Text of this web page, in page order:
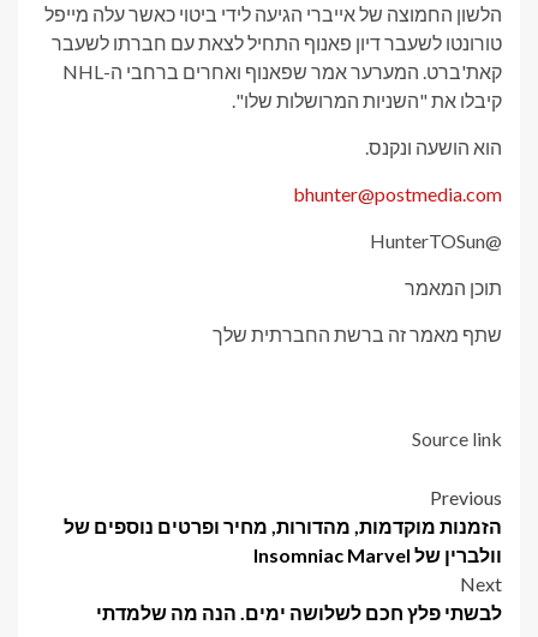
הלשון החמוצה של אייברי הגיעה לידי ביטוי כאשר עלה מייפל
טורונטו לשעבר דיון פאנוף התחיל לצאת עם חברתו לשעבר
קאת'ברט. המערער אמר שפאנוף ואחרים ברחבי ה-NHL
קיבלו את "השניות המרושלות שלו".
הוא הושעה ונקנס.
bhunter@postmedia.com
@HunterTOSun
תוכן המאמר
שתף מאמר זה ברשת החברתית שלך
Source link
Post
navigation
Previous
הזמנות מוקדמות, מהדורות, מחיר ופרטים נוספים של
וולברין של Insomniac Marvel
Next
לבשתי פלץ חכם לשלושה ימים. הנה מה שלמדתי